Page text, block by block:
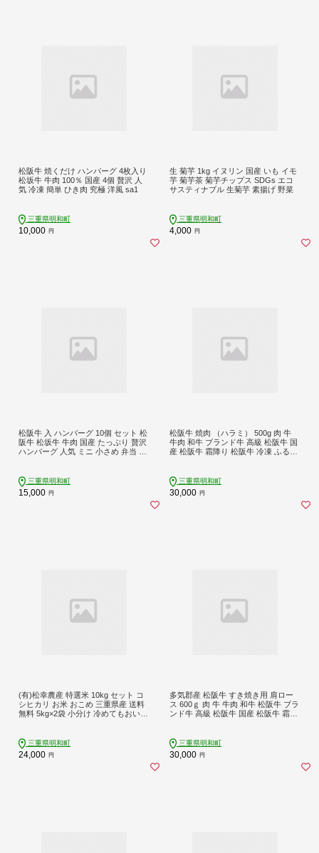
松阪牛 焼くだけ ハンバーグ 4枚入り
松坂牛 牛肉 100％ 国産 4個 贅沢 人
気 冷凍 簡単 ひき肉 究極 洋風 sa1
三重県明和町
10,000 円
生 菊芋 1kg イヌリン 国産 いも イモ
芋 菊芋茶 菊芋チップス SDGs エコ
サスティナブル 生菊芋 素揚げ 野菜
三重県明和町
4,000 円
松阪牛 入 ハンバーグ 10個 セット 松
阪牛 松坂牛 牛肉 国産 たっぷり 贅沢
ハンバーグ 人気 ミニ 小さめ 弁当 簡
三重県明和町
15,000 円
松阪牛 焼肉 （ハラミ） 500g 肉 牛
牛肉 和牛 ブランド牛 高級 松阪牛 国
産 松阪牛 霜降り 松阪牛 冷凍 ふるさ
三重県明和町
30,000 円
(有)松幸農産 特選米 10kg セット コ
シヒカリ お米 おこめ 三重県産 送料
無料 5kg×2袋 小分け 冷めてもおいし
せ 三重米 新米 白米 精米 MK14
三重県明和町
24,000 円
多気郡産 松阪牛 すき焼き用 肩ロー
ス 600ｇ 肉 牛 牛肉 和牛 松阪牛 ブラ
ンド牛 高級 松阪牛 国産 松阪牛 霜降
ス K1三重県明和町
30,000 円